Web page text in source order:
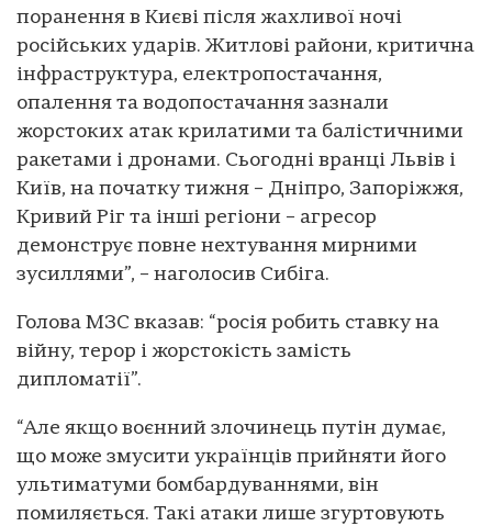
поранення в Києві після жахливої ночі
російських ударів. Житлові райони, критична
інфраструктура, електропостачання,
опалення та водопостачання зазнали
жорстоких атак крилатими та балістичними
ракетами і дронами. Сьогодні вранці Львів і
Київ, на початку тижня – Дніпро, Запоріжжя,
Кривий Ріг та інші регіони – агресор
демонструє повне нехтування мирними
зусиллями”, – наголосив Сибіга.
Голова МЗС вказав: “росія робить ставку на
війну, терор і жорстокість замість
дипломатії”.
“Але якщо воєнний злочинець путін думає,
що може змусити українців прийняти його
ультиматуми бомбардуваннями, він
помиляється. Такі атаки лише згуртовують